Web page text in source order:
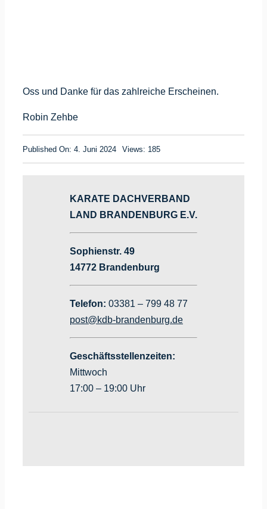
Oss und Danke für das zahlreiche Erscheinen.
Robin Zehbe
Published On: 4. Juni 2024 Views: 185
KARATE DACHVERBAND
LAND BRANDENBURG E.V.
Sophienstr. 49
14772 Brandenburg
Telefon: 03381 – 799 48 77
post@kdb-brandenburg.de
Geschäftsstellenzeiten:
Mittwoch
17:00 – 19:00 Uhr